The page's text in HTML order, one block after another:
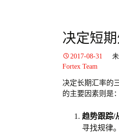
决定短
2017-08-31
Fortex Team
决定长期汇率的
的主要因素则是：
趋势跟踪/
寻找规律